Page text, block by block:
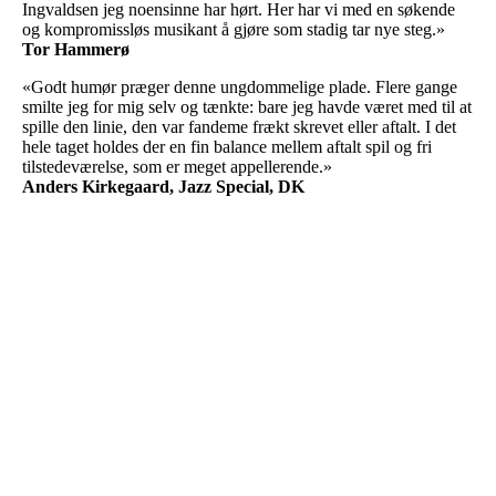
Ingvaldsen jeg noensinne har hørt. Her har vi med en søkende
og kompromissløs musikant å gjøre som stadig tar nye steg.»
Tor Hammerø
«Godt humør præger denne ungdommelige plade. Flere gange
smilte jeg for mig selv og tænkte: bare jeg havde været med til at
spille den linie, den var fandeme frækt skrevet eller aftalt. I det
hele taget holdes der en fin balance mellem aftalt spil og fri
tilstedeværelse, som er meget appellerende.»
Anders Kirkegaard, Jazz Special, DK